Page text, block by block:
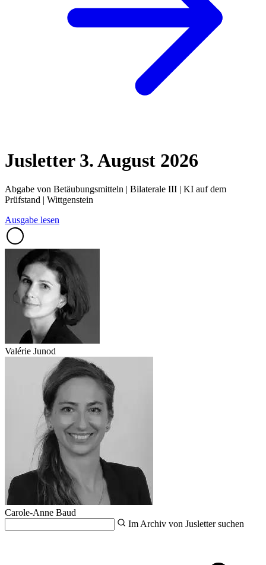
Jusletter 3. August 2026
Abgabe von Betäubungsmitteln | Bilaterale III | KI auf dem
Prüfstand | Wittgenstein
Ausgabe lesen
Valérie Junod
Carole-Anne Baud
Im Archiv von Jusletter suchen